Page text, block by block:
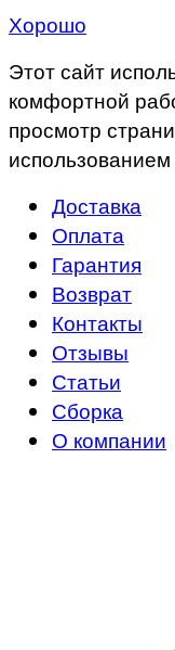
Хорошо
Этот сайт
комфортной
просмотр
Доставка
Оплата
Гарантия
Возврат
Контакты
Отзывы
Статьи
Сборка
О компании